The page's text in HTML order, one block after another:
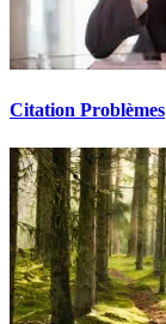
Citation Problèmes